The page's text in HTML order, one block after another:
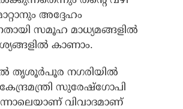
അദ്ദേഹം
സമൂഹ മാധ്യമങ്ങളിൽ
കാണാം.
തൃശൂർപൂര നഗരിയിൽ
കേന്ദ്രമന്ത്രി സുരേഷ്ഗോപി
വിവാദമാണ്